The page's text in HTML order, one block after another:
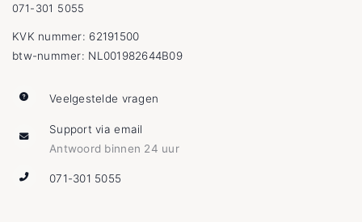
071-301 5055
KVK nummer: 62191500
btw-nummer: NL001982644B09
Veelgestelde vragen
Support via email
Antwoord binnen 24 uur
071-301 5055